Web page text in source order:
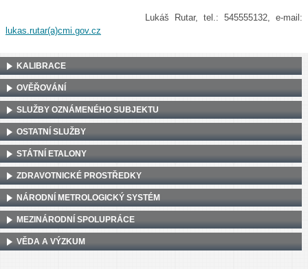
Lukáš Rutar, tel.: 545555132, e-mail:
lukas.rutar(a)cmi.gov.cz
KALIBRACE
OVĚŘOVÁNÍ
SLUŽBY OZNÁMENÉHO SUBJEKTU
OSTATNÍ SLUŽBY
STÁTNÍ ETALONY
ZDRAVOTNICKÉ PROSTŘEDKY
NÁRODNÍ METROLOGICKÝ SYSTÉM
MEZINÁRODNÍ SPOLUPRÁCE
VĚDA A VÝZKUM